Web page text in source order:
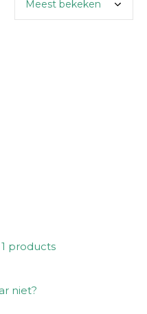
products
niet?